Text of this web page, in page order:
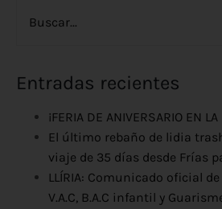
Entradas recientes
¡FERIA DE ANIVERSARIO EN
El último rebaño de lidia
viaje de 35 días desde Frías
LLÍRIA: Comunicado oficial de
V.A.C, B.A.C infantil y